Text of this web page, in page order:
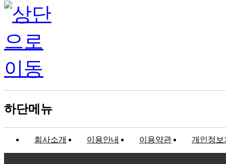
하단메뉴
회사소개 이용안내 이용약관 개인정보